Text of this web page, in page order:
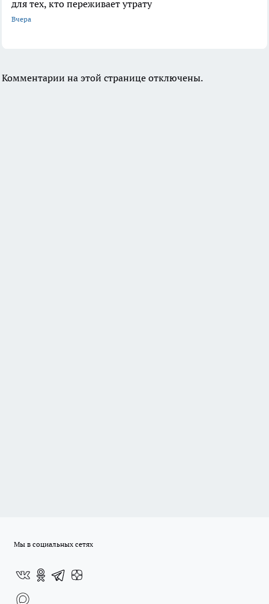
для тех, кто переживает утрату
Вчера
Комментарии на этой странице отключены.
Мы в социальных сетях